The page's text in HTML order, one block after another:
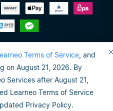
Terms of Service , and
on August 21, 2026. By
Services after August 21,
Learneo Terms of Service
Privacy Policy.
my personal info